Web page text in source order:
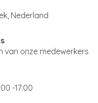
Nederland
van onze medewerkers
-17:00